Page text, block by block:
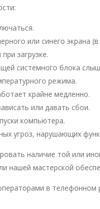
или синего экрана
загрузке.
системного блока
режима.
крайне медленно.
или давать сбои.
компьютера.
угроз, нарушающих
наличие той или
нашей мастерской
в